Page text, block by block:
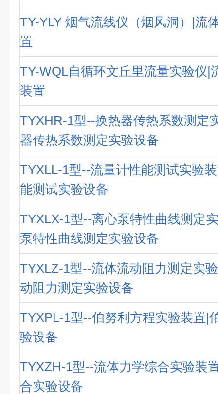
TY-YLY 烟气流线仪（烟风洞）|流
置
TY-WQL自循环文丘里流量实验仪|
装置
TYXHR-1型--换热器传热系数测定
器传热系数测定实验设备
TYXLL-1型--流量计性能测试实验
能测试实验设备
TYXLX-1型--离心泵特性曲线测定
泵特性曲线测定实验设备
TYXLZ-1型--流体流动阻力测定实
动阻力测定实验设备
TYXPL-1型--伯努利方程实验装置|
验设备
TYXZH-1型--流体力学综合实验装
合实验设备